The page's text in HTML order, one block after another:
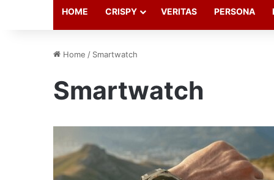
HOME CRISPY VERITAS PERSONA
Home / Smartwatch
Smartwatch